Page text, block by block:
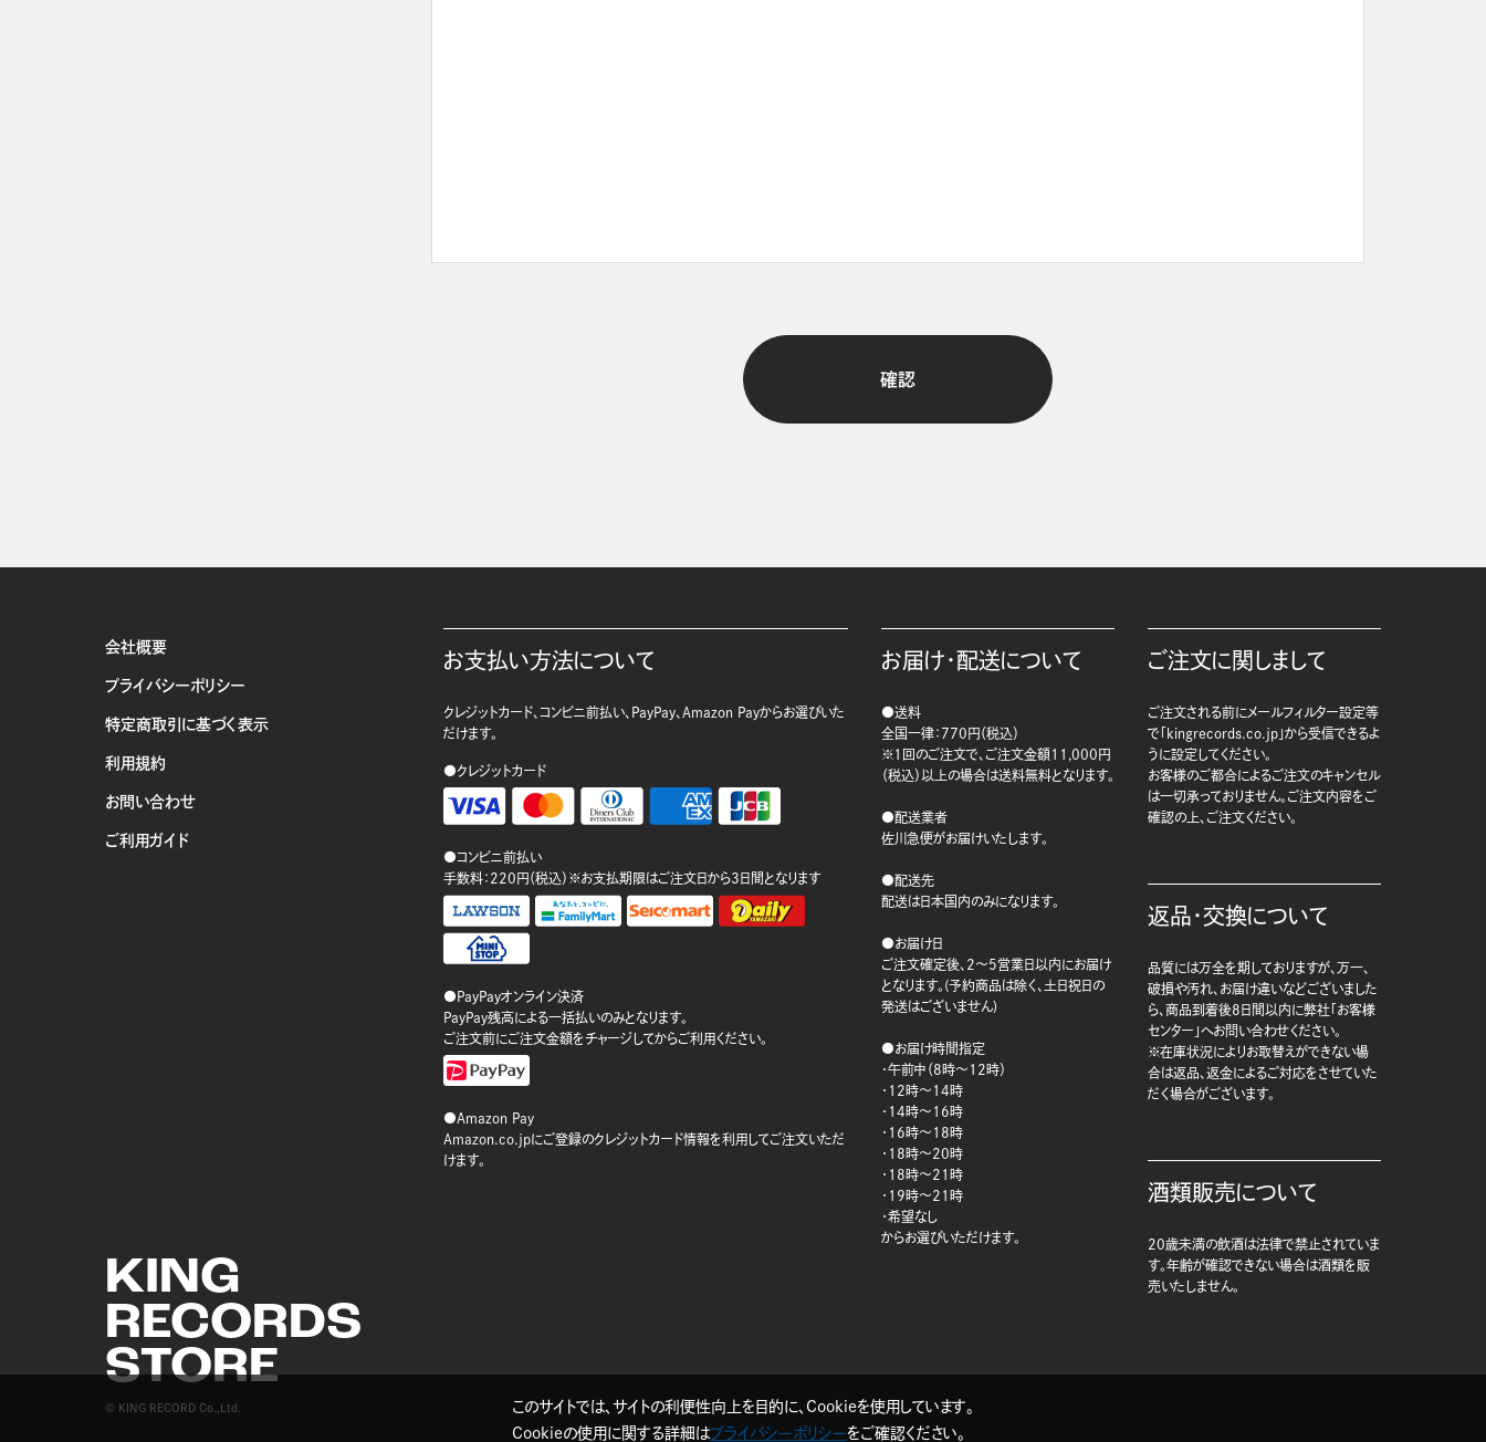
会社概要
プライバシーポリシー
特定商取引に基づく表示
利用規約
お問い合わせ
ご利用ガイド
KING
RECORDS
STORE
© KING RECORD Co.,Ltd.
お支払い方法について
クレジットカード、コンビニ前払い、PayPay、Amazon Payからお選びいた
だけます。
●クレジットカード
●コンビニ前払い
手数料：220円（税込）※お支払期限はご注文日から3日間となります
●PayPayオンライン決済
PayPay残高による一括払いのみとなります。
ご注文前にご注文金額をチャージしてからご利用ください。
●Amazon Pay
Amazon.co.jpにご登録のクレジットカード情報を利用してご注文いただ
けます。
お届け・配送について
●送料
全国一律：770円（税込）
※1回のご注文で、ご注文金額11,000円
（税込）以上の場合は送料無料となります。
●配送業者
佐川急便がお届けいたします。
●配送先
配送は日本国内のみになります。
●お届け日
ご注文確定後、2～5営業日以内にお届け
となります。(予約商品は除く、土日祝日の
発送はございません)
●お届け時間指定
・午前中（8時～12時）
・12時～14時
・14時～16時
・16時～18時
・18時～20時
・18時～21時
・19時～21時
・希望なし
からお選びいただけます。
ご注文に関しまして
ご注文される前にメールフィルター設定等
で「kingrecords.co.jp」から受信できるよ
うに設定してください。
お客様のご都合によるご注文のキャンセル
は一切承っておりません。ご注文内容をご
確認の上、ご注文ください。
返品・交換について
品質には万全を期しておりますが、万一、
破損や汚れ、お届け違いなどございました
ら、商品到着後8日間以内に弊社「お客様
センター」へお問い合わせください。
※在庫状況によりお取替えができない場
合は返品、返金によるご対応をさせていた
だく場合がございます。
酒類販売について
20歳未満の飲酒は法律で禁止されていま
す。年齢が確認できない場合は酒類を販
売いたしません。
このサイトでは、サイトの利便性向上を目的に、Cookieを使用しています。
Cookieの使用に関する詳細はプライバシーポリシーをご確認ください。